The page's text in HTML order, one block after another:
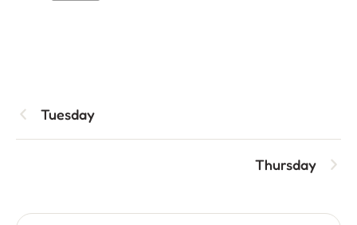
Tuesday
Thursday